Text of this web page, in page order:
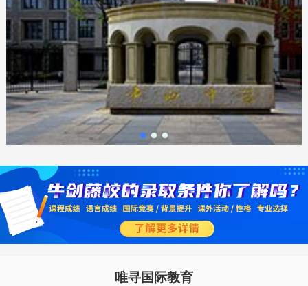
唯寻国际教育